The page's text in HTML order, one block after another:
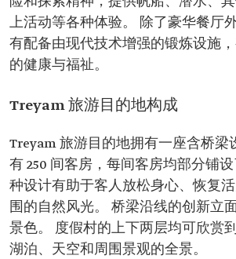
上活动等各种体验。 除了豪华餐厅
有配备由现代技术增强的锻炼设施
的健康与福祉。
Treyam 旅游目的地构成
Treyam 旅游目的地拥有一座含桥梁
有 250 间客房，每间客房均部分铺
种设计有助于客人放松身心、恢复
围的自然风光。 桥梁沿线的创新立
景色。 度假村的上下两层均可欣赏
湖泊、天空和周围景观的全景。